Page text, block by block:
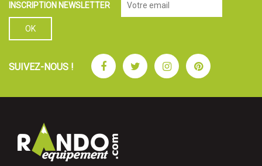
INSCRIPTION NEWSLETTER
SUIVEZ-NOUS ! FacebookTwitterInstagramPinterest